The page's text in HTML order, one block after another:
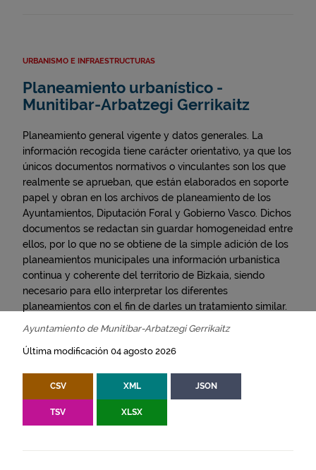
URBANISMO E INFRAESTRUCTURAS
Planeamiento urbanístico -
Munitibar-Arbatzegi Gerrikaitz
Planeamiento general vigente y datos generales. La
información recogida tiene carácter orientativo, ya que los
únicos documentos normativos o vinculantes son los que
realmente se aprueban, que están elaborados en soporte
papel y obran en los archivos de planeamiento de los
Ayuntamientos, Diputación Foral y Gobierno Vasco. Dichos
documentos se redactan sin guardar homogeneidad entre
ellos, por lo que no se obtiene de la simple adición de los
planeamientos municipales una información urbanística
continua y coherente del territorio de Bizkaia, siendo
necesario para ello interpretar los diferentes
planeamientos con el fin de darles un tratamiento similar.
Ayuntamiento de Munitibar-Arbatzegi Gerrikaitz
Última modificación 04 agosto 2026
CSV XML JSON
TSV XLSX